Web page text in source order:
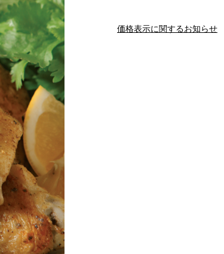
夫との関係
新津春子 どか食い
価格表示に関するお知らせ